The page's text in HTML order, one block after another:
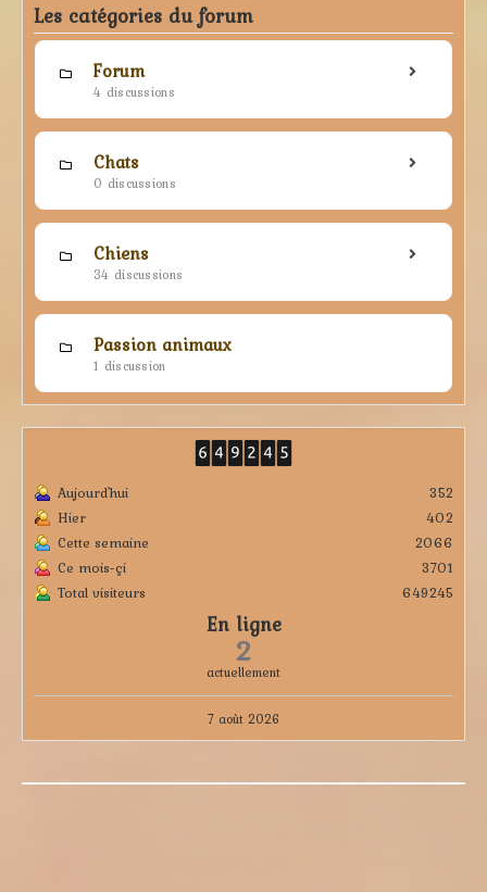
Les catégories du forum
Forum
4 discussions
Chats
0 discussions
Chiens
34 discussions
Passion animaux
1 discussion
Aujourd'hui
352
Hier
402
Cette semaine
2066
Ce mois-çi
3701
Total visiteurs
649245
En ligne
2
actuellement
7 août 2026